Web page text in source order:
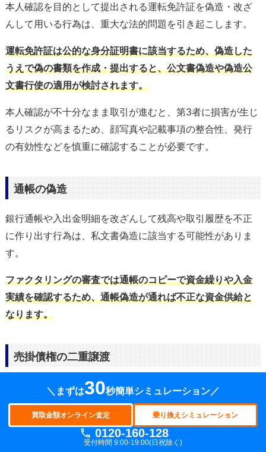
本人確認を目的として提出される運転免許証を偽造・改ざ
んして用いる行為は、重大な法的問題を引き起こします。
運転免許証は公的な身分証明書に該当するため、偽造した
うえで偽の書類を作成・提出すると、公文書偽造や偽造公
文書行使の適用が検討されます。
本人確認が不十分なまま取引が進むと、第3者に損害が生じ
るリスクが高まるため、顔写真や記載事項の整合性、発行
の有効性などを慎重に確認することが必要です。
通帳の偽造
銀行通帳や入出金明細を改ざんして残高や取引履歴を不正
に作り出す行為は、私文書偽造に該当する可能性がありま
す。
ファクタリングの審査では通帳のコピーで資金繰りや入金
実績を確認するため、通帳偽造が通れば不正な資金供給と
なります。
売掛債権の二重譲渡
売掛債権の二重譲渡は、同一の債権を複数の業者に譲渡し
て資金を徴収する行為であり、権利関係を混乱させる重大
な不正です。
売掛債権は原則として1回の譲渡であることを前提に取り扱
＼まずは30秒簡単シミュレーション／
買取金額オンライン査定 乗り換えシミュレーション
0120-160-128
受付時間 9:00-19:00(日祝除く)